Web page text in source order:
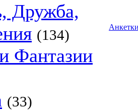
Дружба,
(134)
Фантазии
(33)